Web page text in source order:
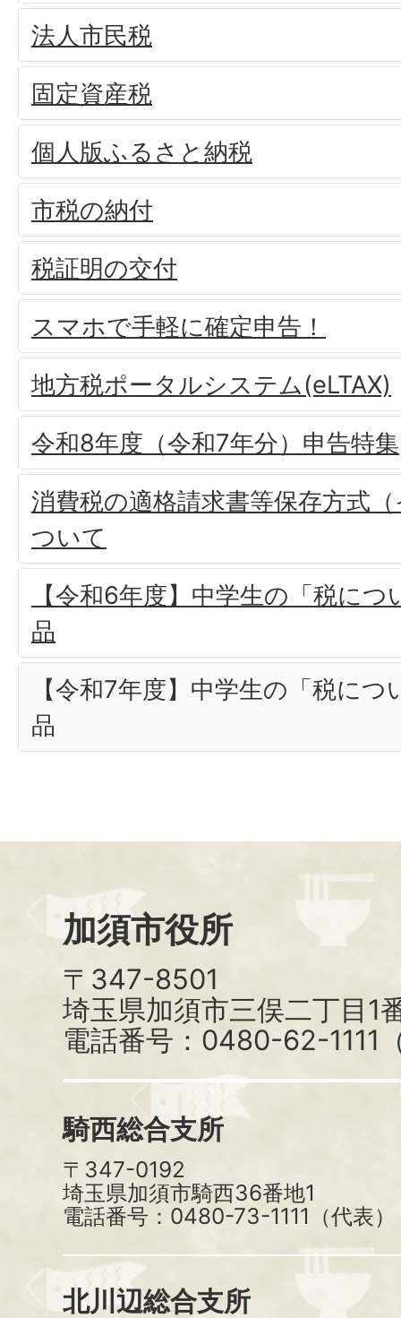
法人市民税
固定資産税
個人版ふるさと納税
市税の納付
税証明の交付
スマホで手軽に確定申告！
地方税ポータルシステム(eLTAX)
令和8年度（令和7年分）申告特集
消費税の適格請求書等保存方式
ついて
【令和6年度】中学生の「税に
品
【令和7年度】中学生の「税に
品
加須市役所
〒347-8501
埼玉県加須市三俣二丁目1
電話番号：0480-62-1111
騎西総合支所
〒347-0192
埼玉県加須市騎西36番地1
電話番号：0480-73-1111（代表）
北川辺総合支所